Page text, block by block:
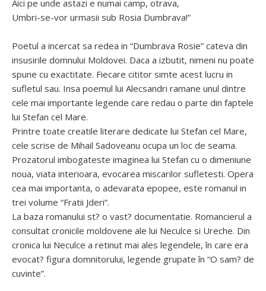
Aici pe unde astazi e numai camp, otrava,
Umbri-se-vor urmasii sub Rosia Dumbrava!”
Poetul a incercat sa redea in “Dumbrava Rosie” cateva din
insusirile domnului Moldovei. Daca a izbutit, nimeni nu poate
spune cu exactitate. Fiecare cititor simte acest lucru in
sufletul sau. Insa poemul lui Alecsandri ramane unul dintre
cele mai importante legende care redau o parte din faptele
lui Stefan cel Mare.
Printre toate creatile literare dedicate lui Stefan cel Mare,
cele scrise de Mihail Sadoveanu ocupa un loc de seama.
Prozatorul imbogateste imaginea lui Stefan cu o dimeniune
noua, viata interioara, evocarea miscarilor sufletesti. Opera
cea mai importanta, o adevarata epopee, este romanul in
trei volume “Fratii Jderi”.
La baza romanului st? o vast? documentatie. Romancierul a
consultat cronicile moldovene ale lui Neculce si Ureche. Din
cronica lui Neculce a retinut mai ales legendele, în care era
evocat? figura domnitorului, legende grupate în “O sam? de
cuvinte”.